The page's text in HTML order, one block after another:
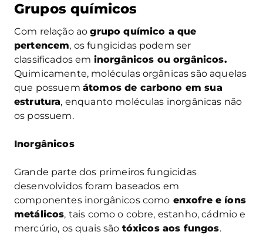
Grupos químicos
Com relação aogrupo químico a que
pertencem, os fungicidas podem ser
classificados em inorgânicos ou orgânicos.
Quimicamente, moléculas orgânicas são aquelas
que possuem átomos de carbono em sua
estrutura, enquanto moléculas inorgânicas não
os possuem.
Inorgânicos
Grande parte dos primeiros fungicidas
desenvolvidos foram baseados em
componentes inorgânicos como enxofre e íons
metálicos, tais como o cobre, estanho, cádmio e
mercúrio, os quais são tóxicos aos fungos.